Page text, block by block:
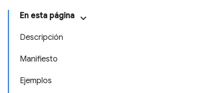
En esta página
Descripción
Manifiesto
Ejemplos